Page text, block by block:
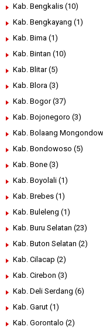
Kab. Bengkalis (10)
Kab. Bengkayang (1)
Kab. Bima (1)
Kab. Bintan (10)
Kab. Blitar (5)
Kab. Blora (3)
Kab. Bogor (37)
Kab. Bojonegoro (3)
Kab. Bolaang
Kab. Bondowoso (5)
Kab. Bone (3)
Kab. Boyolali (1)
Kab. Brebes (1)
Kab. Buleleng (1)
Kab. Buru Selatan (23)
Kab. Buton Selatan (2)
Kab. Cilacap (2)
Kab. Cirebon (3)
Kab. Deli Serdang (6)
Kab. Garut (1)
Kab. Gorontalo (2)